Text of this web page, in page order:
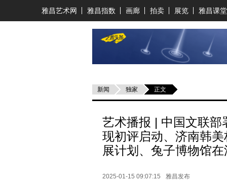
雅昌艺术网 雅昌指数 画廊 拍卖 展览 雅昌课堂
新闻 独家 正文
艺术播报 | 中国文联部
现初评启动、济南韩
展计划、兔子博物馆
2025-01-15 09:07:15 雅昌发布